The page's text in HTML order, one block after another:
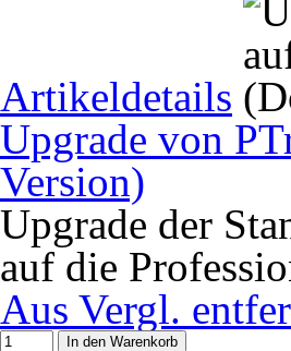
Artikeldetails
Upgrade von
Version)
Upgrade der
auf die
Aus Vergl.
In den Warenkorb